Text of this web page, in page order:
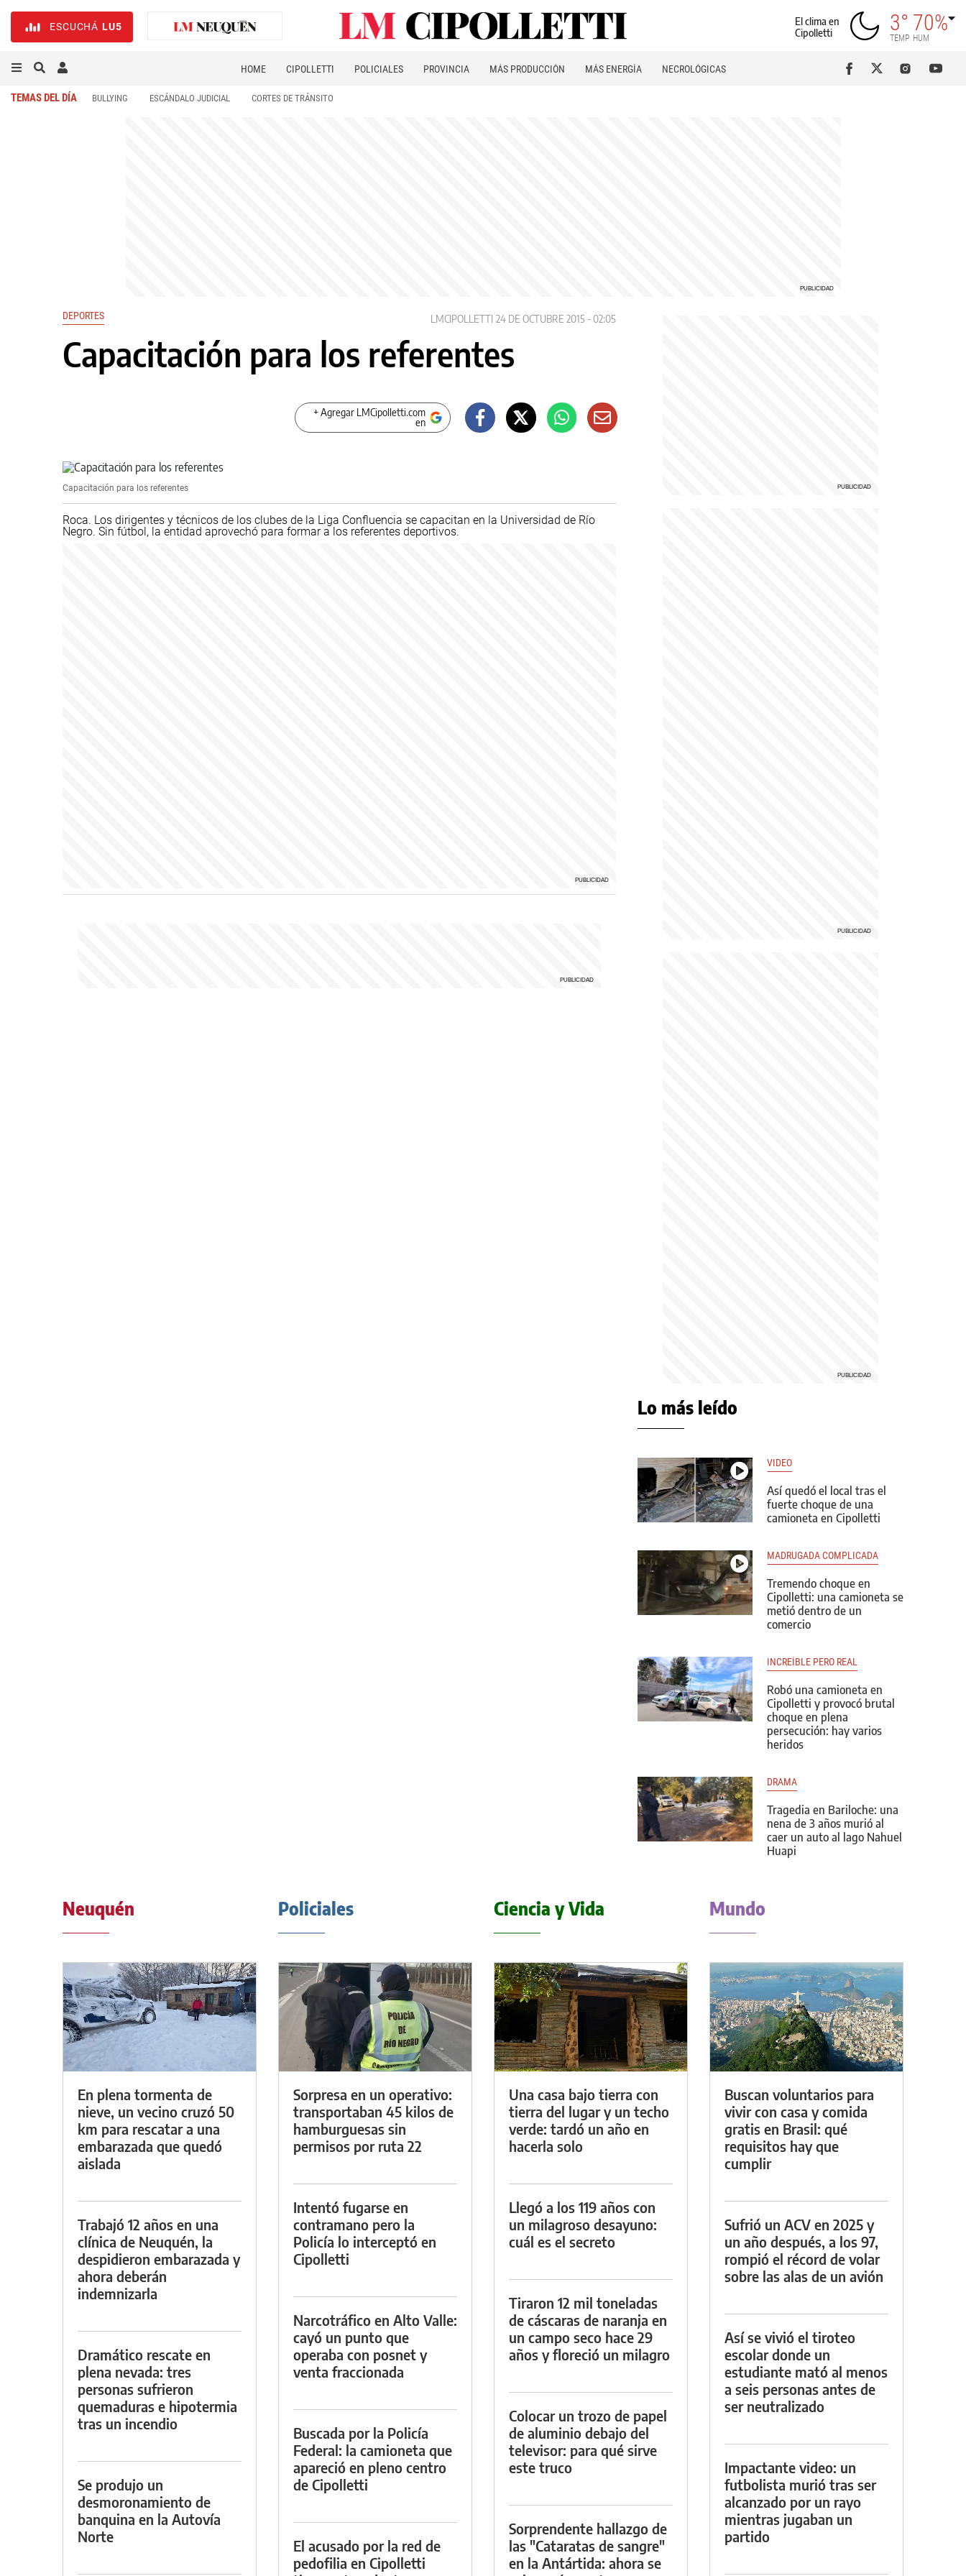
ESCUCHÁ LU5
El clima en
Cipolletti
3°
TEMP
70%
HUM
HOME CIPOLLETTI POLICIALES PROVINCIA MÁS PRODUCCIÓN MÁS ENERGÍA NECROLÓGICAS
TEMAS DEL DÍA BULLYING ESCÁNDALO JUDICIAL CORTES DE TRÁNSITO
DEPORTES LMCIPOLLETTI 24 DE OCTUBRE 2015 - 02:05
Capacitación para los referentes
+ Agregar LMCipolletti.com
en
Capacitación para los referentes
Roca. Los dirigentes y técnicos de los clubes de la Liga Confluencia se capacitan en la Universidad de Río
Negro. Sin fútbol, la entidad aprovechó para formar a los referentes deportivos.
Lo más leído
VIDEO
Así quedó el local tras el
fuerte choque de una
camioneta en Cipolletti
MADRUGADA COMPLICADA
Tremendo choque en
Cipolletti: una camioneta se
metió dentro de un
comercio
INCREÍBLE PERO REAL
Robó una camioneta en
Cipolletti y provocó brutal
choque en plena
persecución: hay varios
heridos
DRAMA
Tragedia en Bariloche: una
nena de 3 años murió al
caer un auto al lago Nahuel
Huapi
Neuquén
En plena tormenta de
nieve, un vecino cruzó 50
km para rescatar a una
embarazada que quedó
aislada
Trabajó 12 años en una
clínica de Neuquén, la
despidieron embarazada y
ahora deberán
indemnizarla
Dramático rescate en
plena nevada: tres
personas sufrieron
quemaduras e hipotermia
tras un incendio
Se produjo un
desmoronamiento de
banquina en la Autovía
Norte
Policiales
Sorpresa en un operativo:
transportaban 45 kilos de
hamburguesas sin
permisos por ruta 22
Intentó fugarse en
contramano pero la
Policía lo interceptó en
Cipolletti
Narcotráfico en Alto Valle:
cayó un punto que
operaba con posnet y
venta fraccionada
Buscada por la Policía
Federal: la camioneta que
apareció en pleno centro
de Cipolletti
El acusado por la red de
pedofilia en Cipolletti
Ciencia y Vida
Una casa bajo tierra con
tierra del lugar y un techo
verde: tardó un año en
hacerla solo
Llegó a los 119 años con
un milagroso desayuno:
cuál es el secreto
Tiraron 12 mil toneladas
de cáscaras de naranja en
un campo seco hace 29
años y floreció un milagro
Colocar un trozo de papel
de aluminio debajo del
televisor: para qué sirve
este truco
Sorprendente hallazgo de
las "Cataratas de sangre"
en la Antártida: ahora se
Mundo
Buscan voluntarios para
vivir con casa y comida
gratis en Brasil: qué
requisitos hay que
cumplir
Sufrió un ACV en 2025 y
un año después, a los 97,
rompió el récord de volar
sobre las alas de un avión
Así se vivió el tiroteo
escolar donde un
estudiante mató al menos
a seis personas antes de
ser neutralizado
Impactante video: un
futbolista murió tras ser
alcanzado por un rayo
mientras jugaban un
partido